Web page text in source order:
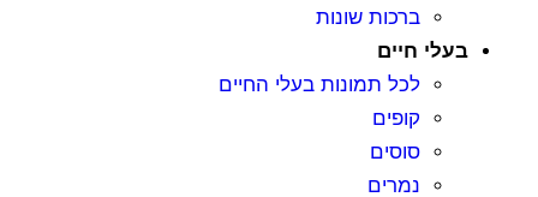
ברכות שונות
חיים
לכל תמונות בעלי החיים